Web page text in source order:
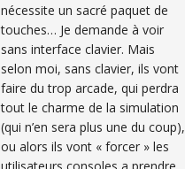
nécessite un sacré paquet de
touches… Je demande à voir
sans interface clavier. Mais
selon moi, sans clavier, ils vont
faire du trop arcade, qui perdra
tout le charme de la simulation
(qui n’en sera plus une du coup),
ou alors ils vont « forcer » les